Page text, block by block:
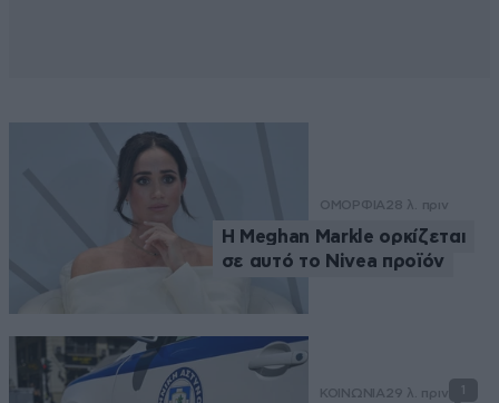
ΟΜΟΡΦΙΑ 28 λ. πριν
Η Meghan Markle ορκίζεται
σε αυτό το Nivea προϊόν
ΚΟΙΝΩΝΙΑ29 λ. πριν